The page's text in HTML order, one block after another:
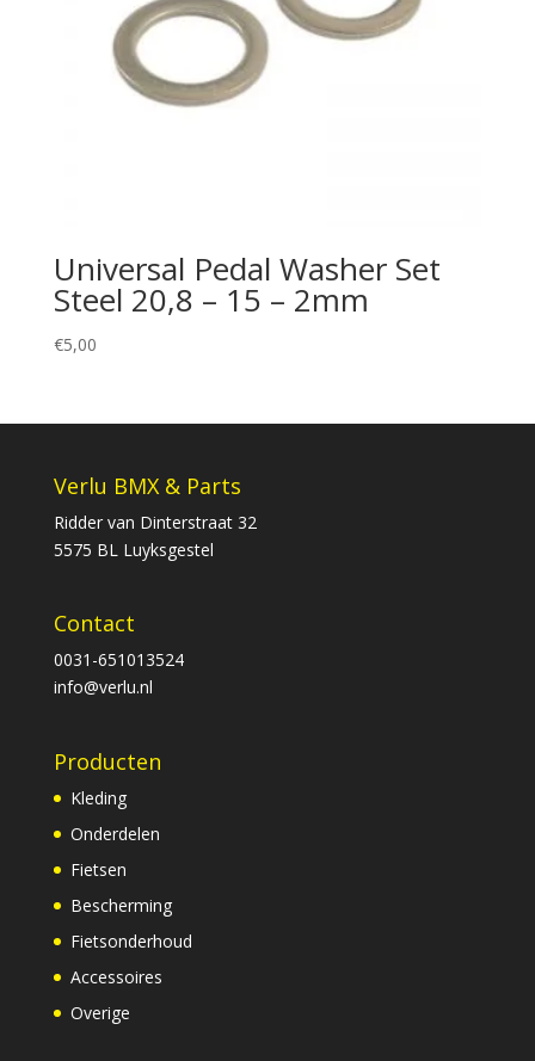
Universal Pedal Washer Set
Steel 20,8 – 15 – 2mm
€5,00
Verlu BMX & Parts
Ridder van Dinterstraat 32
5575 BL Luyksgestel
Contact
0031-651013524
info@verlu.nl
Producten
Kleding
Onderdelen
Fietsen
Bescherming
Fietsonderhoud
Accessoires
Overige